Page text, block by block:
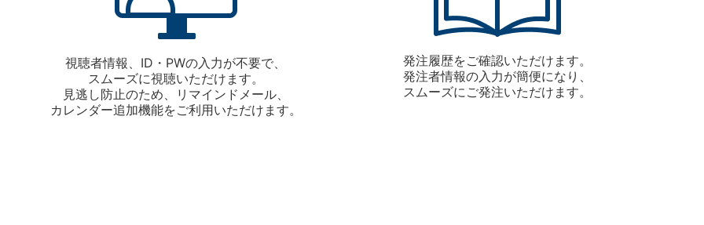
視聴者情報、ID・PWの入力が不要で、
スムーズに視聴いただけます。
見逃し防止のため、リマインドメール、
カレンダー追加機能をご利用いただけます。
発注履歴をご確認いただけます。
発注者情報の入力が簡便になり、
スムーズにご発注いただけます。